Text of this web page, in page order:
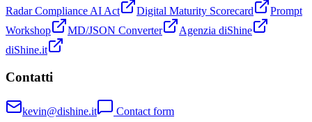
Radar Compliance AI Act Digital Maturity Scorecard
Prompt
Workshop
MD/JSON Converter
Agenzia diShine
diShine.it
Contatti
kevin@dishine.it Contact form